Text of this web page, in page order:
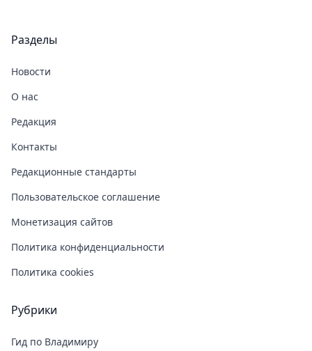
Разделы
Новости
О нас
Редакция
Контакты
Редакционные стандарты
Пользовательское соглашение
Монетизация сайтов
Политика конфиденциальности
Политика cookies
Рубрики
Гид по Владимиру